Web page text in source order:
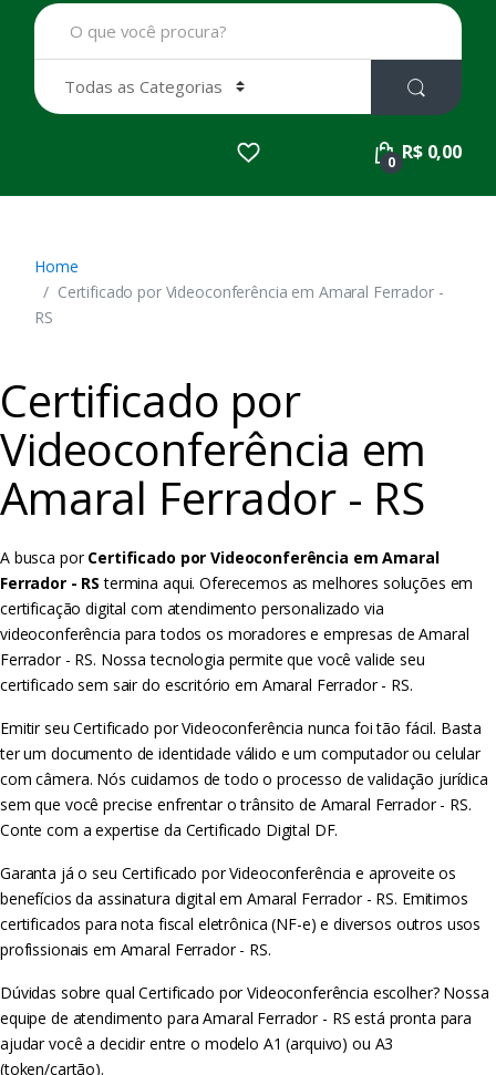
B
u
a
r
:
0 R$ 0,00
Home
Certificado por Videoconferência em Amaral Ferrador -
RS
Certificado por
Videoconferência em
Amaral Ferrador - RS
A busca porCertificado por Videoconferência em Amaral
Ferrador - RS termina aqui. Oferecemos as melhores soluções em
certificação digital com atendimento personalizado via
videoconferência para todos os moradores e empresas de Amaral
Ferrador - RS. Nossa tecnologia permite que você valide seu
certificado sem sair do escritório em Amaral Ferrador - RS.
Emitir seu Certificado por Videoconferência nunca foi tão fácil. Basta
ter um documento de identidade válido e um computador ou celular
com câmera. Nós cuidamos de todo o processo de validação jurídica
sem que você precise enfrentar o trânsito de Amaral Ferrador - RS.
Conte com a expertise da Certificado Digital DF.
Garanta já o seu Certificado por Videoconferência e aproveite os
benefícios da assinatura digital em Amaral Ferrador - RS. Emitimos
certificados para nota fiscal eletrônica (NF-e) e diversos outros usos
profissionais em Amaral Ferrador - RS.
Dúvidas sobre qual Certificado por Videoconferência escolher? Nossa
equipe de atendimento para Amaral Ferrador - RS está pronta para
ajudar você a decidir entre o modelo A1 (arquivo) ou A3
(token/cartão).